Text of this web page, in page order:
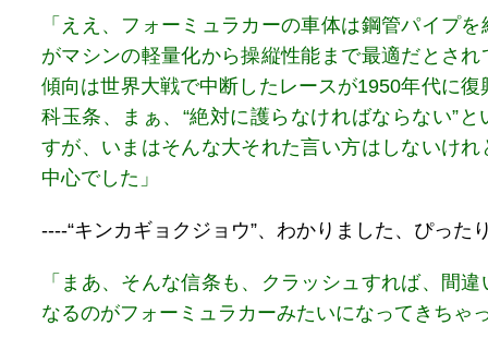
「ええ、フォーミュラカーの車体は鋼管パイプ
がマシンの軽量化から操縦性能まで最適だとさ
傾向は世界大戦で中断したレースが1950年代に復
科玉条、まぁ、“絶対に護らなければならない”
すが、いまはそんな大それた言い方はしないけれ
中心でした」
----“キンカギョクジョウ”、わかりました、ぴった
「まあ、そんな信条も、クラッシュすれば、間
なるのがフォーミュラカーみたいになってきちゃ